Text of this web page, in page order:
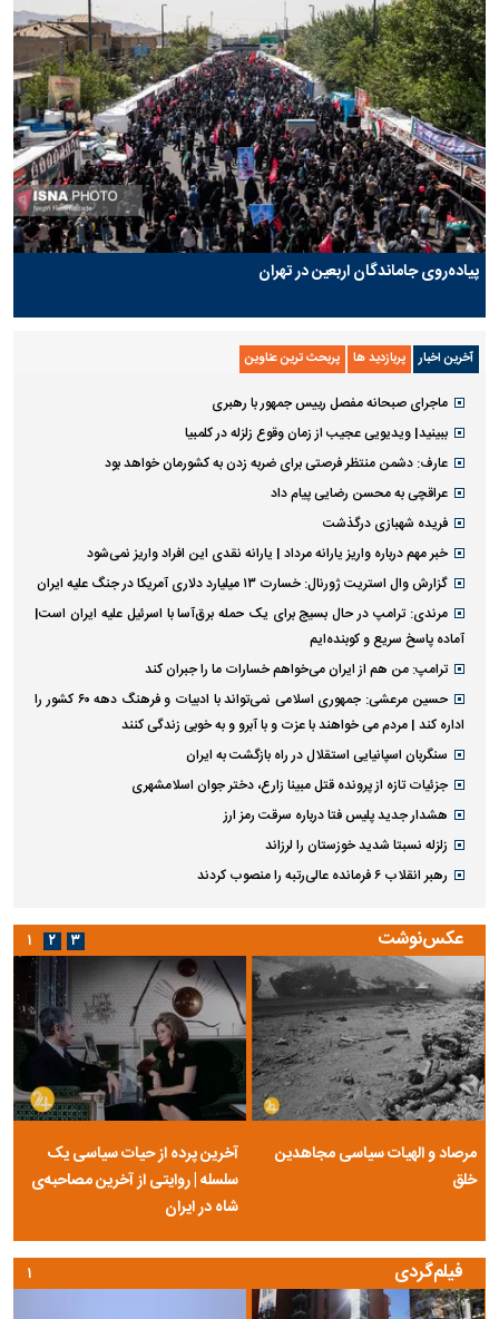
پیاده‌روی جاماندگان اربعین در تهران
آخرین اخبار پربازدید ها پربحث ترین عناوین
ماجرای صبحانه مفصل رییس جمهور با رهبری
ببینید| ویدیویی عجیب از زمان وقوع زلزله در کلمبیا
عارف: دشمن منتظر فرصتی برای ضربه زدن به کشورمان خواهد بود
عراقچی به محسن رضایی پیام داد
فریده شهبازی درگذشت
خبر مهم درباره واریز یارانه مرداد | یارانه نقدی این افراد واریز نمی‌شود
گزارش وال استریت ژورنال: خسارت ۱۳ میلیارد دلاری آمریکا در جنگ علیه ایران
مرندی: ترامپ در حال بسیج برای یک حمله برق‌آسا با اسرئیل علیه ایران است|
آماده پاسخ سریع و کوبنده‌ایم
ترامپ: من هم از ایران می‌خواهم خسارات ما را جبران کند
حسین مرعشی: جمهوری اسلامی نمی‌تواند با ادبیات و فرهنگ دهه ۶۰ کشور را
اداره کند | مردم می خواهند با عزت و با آبرو و به خوبی زندگی کنند
سنگربان اسپانیایی استقلال در راه بازگشت به ایران
جزئیات تازه از پرونده قتل مبینا زارع، دختر جوان اسلامشهری
هشدار جدید پلیس فتا درباره سرقت رمز ارز
زلزله نسبتا شدید خوزستان را لرزاند
رهبر انقلاب ۶ فرمانده عالی‌رتبه را منصوب کردند
عکس‌نوشت
مرصاد و الهیات سیاسی مجاهدین
خلق
آخرین پرده از حیات سیاسی یک
سلسله | روایتی از آخرین مصاحبه‌ی
شاه در ایران
۱ ۲ ۳
فیلم‌گردی ۱